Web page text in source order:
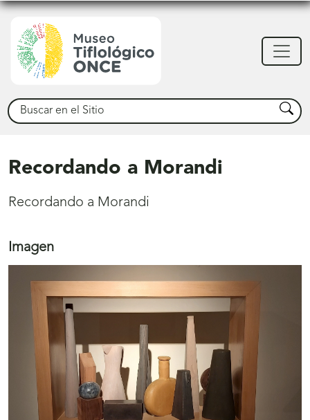
Buscar Buscar
Recordando a Morandi
Recordando a Morandi
Imagen